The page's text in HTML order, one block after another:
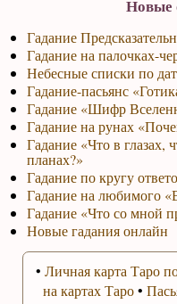
Новые
Гадание
Гадание на палочках-
Небесные списки по
Гадание-пасьянс
Гадание «Шифр
Гадание на рунах
Гадание «Что в глазах,
планах?»
Гадание по кругу
Гадание на любимого
Гадание «Что со мной
Новые гадания онлайн
• Личная карта Таро
на картах Таро•